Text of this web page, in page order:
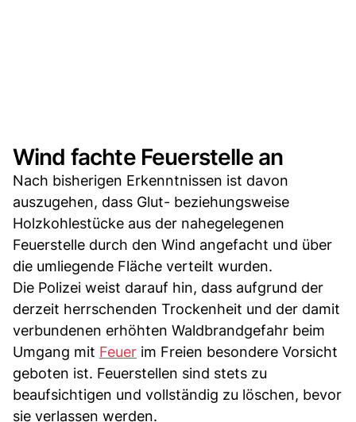
Wind fachte Feuerstelle an
Nach bisherigen Erkenntnissen ist davon
auszugehen, dass Glut- beziehungsweise
Holzkohlestücke aus der nahegelegenen
Feuerstelle durch den Wind angefacht und über
die umliegende Fläche verteilt wurden.
Die Polizei weist darauf hin, dass aufgrund der
derzeit herrschenden Trockenheit und der damit
verbundenen erhöhten Waldbrandgefahr beim
Umgang mit Feuer im Freien besondere Vorsicht
geboten ist. Feuerstellen sind stets zu
beaufsichtigen und vollständig zu löschen, bevor
sie verlassen werden.